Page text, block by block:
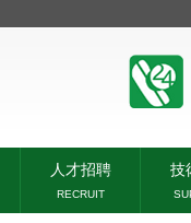
人才招聘
RECRUIT
技